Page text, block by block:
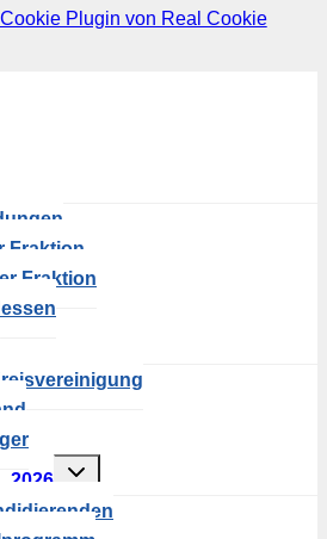
Plugin von Real Cookie
Fraktion
Fraktion
2026
Untermenü
umschalten